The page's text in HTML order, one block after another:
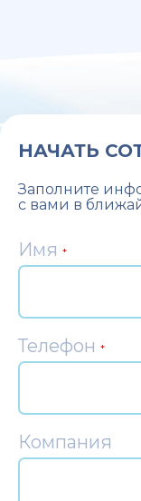
НАЧАТЬ
Заполните
с вами в
Имя *
Телефон *
Компания